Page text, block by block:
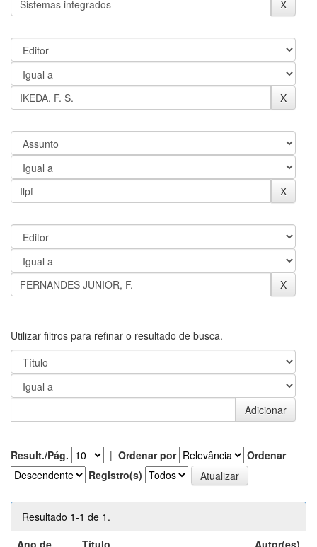
Utilizar filtros para refinar o resultado de busca.
Result./Pág. | Ordenar por
Ordenar
Registro(s)
Resultado 1-1 de 1.
Ano de
Título Autor(es)